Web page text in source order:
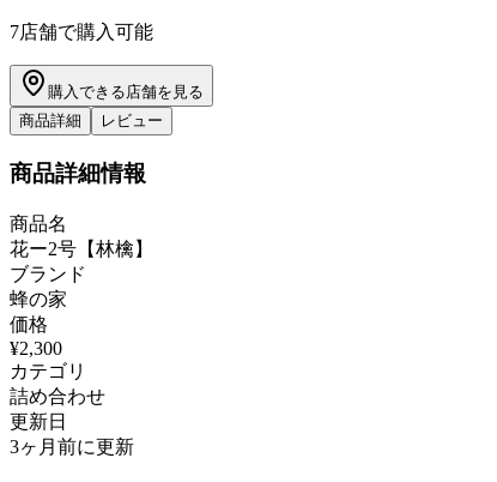
7店舗で購入可能
購入できる店舗を見る
商品詳細
レビュー
商品詳細情報
商品名
花ー2号【林檎】
ブランド
蜂の家
価格
¥2,300
カテゴリ
詰め合わせ
更新日
3ヶ月前に更新